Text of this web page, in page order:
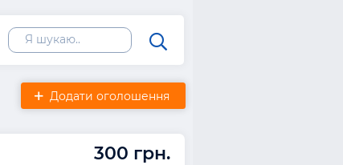
Додати оголошення
300 грн.